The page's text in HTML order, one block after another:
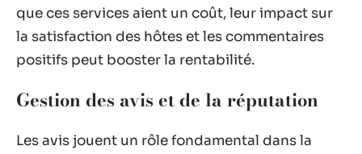
que ces services aient un coût, leur impact sur
la satisfaction des hôtes et les commentaires
positifs peut booster la rentabilité.
Gestion des avis et de la réputation
Les avis jouent un rôle fondamental dans la